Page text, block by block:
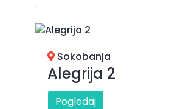
Sokobanja
Alegrija 2
Pogledaj